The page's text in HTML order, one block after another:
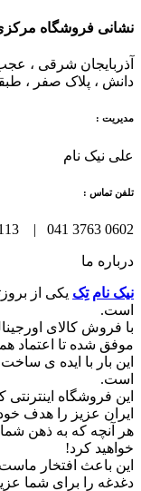
نشانی فروشگاه مرکزی
آذربایجان شرقی ،
دانش ، پلاک صفر ،
مدیریت :
علی نیک نام
تلفن تماس :
0602 3763 041 | 7113 382 0930
درباره ما
نیک نام تِک یکی از
است.
با فروش کالای
موفق شده تا اعتماد
این بار با ایده ی
است.
این فروشگاه
ایران عزیز را هدف
هر آنچه که به ذهن شما
خواهید کرد!
این باعث افتخار
دغدغه را برای شما